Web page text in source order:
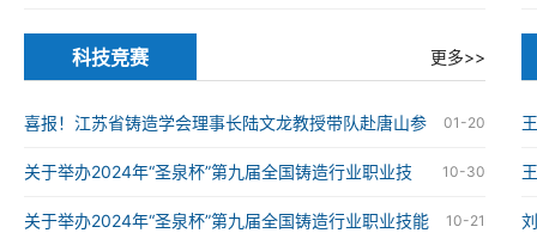
展大会
科技竞赛 更多>>
01-20
喜报！江苏省铸造学会理事长陆文龙教授带队赴唐山参
加第九届全国铸造行业职业技能竞赛并获奖 10-30
关于举办2024年“圣泉杯”第九届全国铸造行业职业技
能竞赛的通知 10-21
关于举办2024年“圣泉杯”第九届全国铸造行业职业技能